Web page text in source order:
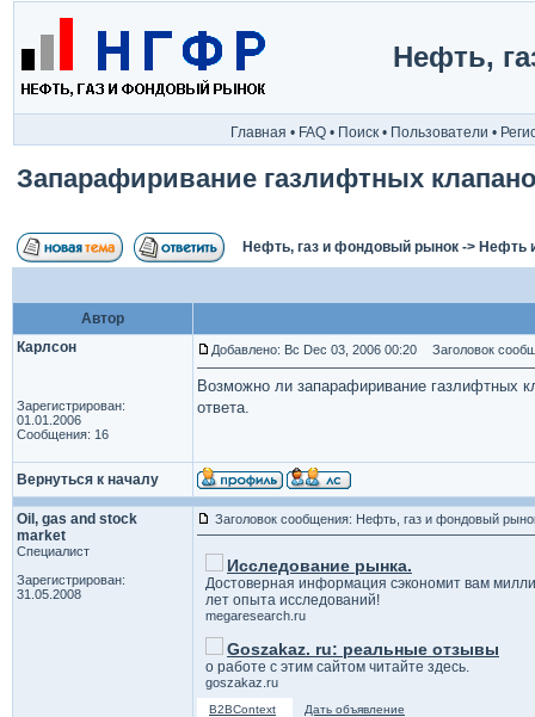
Нефть,
Главная • FAQ • Поиск • Пользователи •
Запарафиривание газлифтных
Нефть, газ и фондовый рынок -> Нефть
Автор
Карлсон
Зарегистрирован:
01.01.2006
Сообщения: 16
Добавлено: Вс Dec 03, 2006 00:20 Заголовок
Возможно ли запарафиривание газлифтных
ответа.
Вернуться к началу
Oil, gas and stock
market
Специалист
Зарегистрирован:
31.05.2008
Заголовок сообщения: Нефть, газ и фондовый
Исследование рынка.
Достоверная информация сэкономит вам
лет опыта исследований!
megaresearch.ru
Goszakaz. ru: реальные отзывы
о работе с этим сайтом читайте здесь.
goszakaz.ru
B2BContext Дать объявление